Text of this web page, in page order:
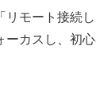
リモート接続
ーカスし、初